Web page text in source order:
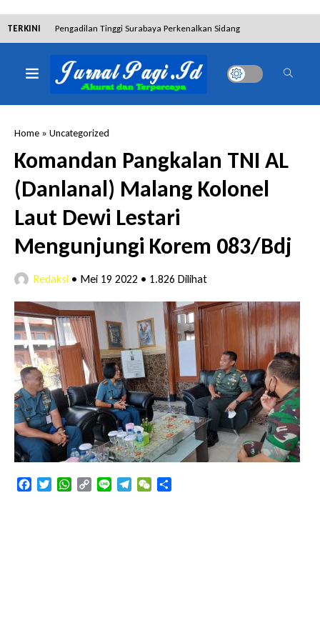
TERKINI Pengadilan Tinggi Surabaya Perkenalkan Sidang
Elektronik dan Sosialisasikan Ketentuan Baru KUHAP
Dibantah Terdakwa Ranto Hensa, Salim Himawan
Terpidana Penipuan 10 Miliar
Lakukan Pencurian dengan Pemberatan,
Muhammad Syifa Dihukum 4 Bulan Penjara
RSUD Bangil Raih Penghargaan Internasional WSO,
Perkuat Layanan Code Stroke Lewat Webinar
Hakim Sebut Saksi Beruntung Tak Terseret Perkara
Angkutan Bawang Bombay Tak Sesuai Dokumen
Home » Uncategorized
Komandan Pangkalan TNI AL
(Danlanal) Malang Kolonel
Laut Dewi Lestari
Mengunjungi Korem 083/Bdj
Redaksi • Mei 19 2022 • 1.826 Dilihat
FacebookTwitterWhatsApp
Copy
Line TelegramWeChat